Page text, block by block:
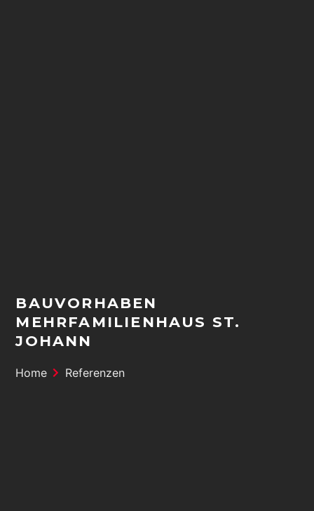
BAUVORHABEN
MEHRFAMILIENHAUS ST.
JOHANN
Home Referenzen